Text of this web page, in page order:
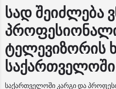
სად შეიძლება
ტელევიზორის
საქართველოში
საქართველოში კარგი და